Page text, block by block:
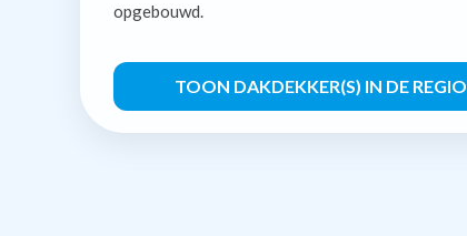
opgebouwd.
TOON DAKDEKKER(S) IN DE REGIO